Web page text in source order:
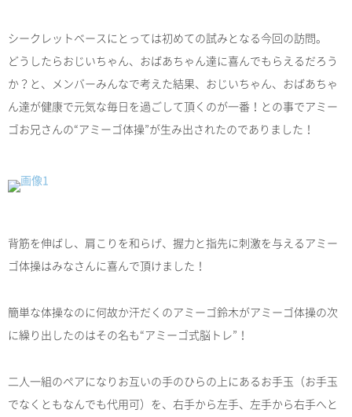
シークレットベースにとっては初めての試みとなる今回の訪問。
どうしたらおじいちゃん、おばあちゃん達に喜んでもらえるだろう
か？と、メンバーみんなで考えた結果、おじいちゃん、おばあちゃ
ん達が健康で元気な毎日を過ごして頂くのが一番！との事でアミー
ゴお兄さんの“アミーゴ体操”が生み出されたのでありました！
背筋を伸ばし、肩こりを和らげ、握力と指先に刺激を与えるアミー
ゴ体操はみなさんに喜んで頂けました！
簡単な体操なのに何故か汗だくのアミーゴ鈴木がアミーゴ体操の次
に繰り出したのはその名も“アミーゴ式脳トレ”！
二人一組のペアになりお互いの手のひらの上にあるお手玉（お手玉
でなくともなんでも代用可）を、右手から左手、左手から右手へと